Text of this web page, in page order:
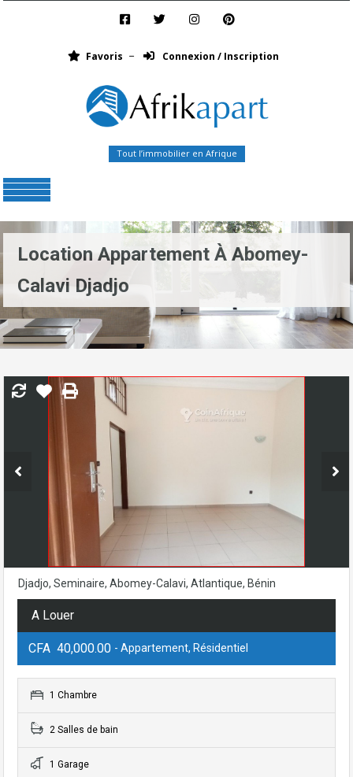
Favoris Connexion / Inscription
Tout l’immobilier en Afrique
Location Appartement À Abomey-
Calavi Djadjo
Djadjo, Seminaire, Abomey-Calavi, Atlantique, Bénin
A Louer
CFA 40,000.00 - Appartement, Résidentiel
1 Chambre
2 Salles de bain
1 Garage